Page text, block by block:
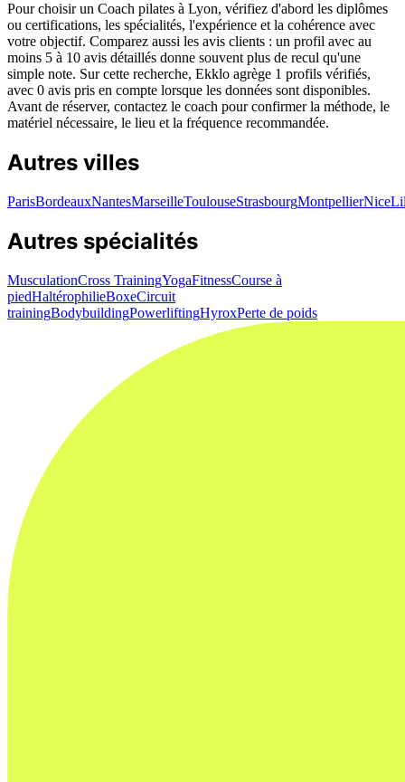
Pour choisir un Coach pilates à Lyon, vérifiez d'abord les diplômes
ou certifications, les spécialités, l'expérience et la cohérence avec
votre objectif. Comparez aussi les avis clients : un profil avec au
moins 5 à 10 avis détaillés donne souvent plus de recul qu'une
simple note. Sur cette recherche, Ekklo agrège 1 profils vérifiés,
avec 0 avis pris en compte lorsque les données sont disponibles.
Avant de réserver, contactez le coach pour confirmer la méthode, le
matériel nécessaire, le lieu et la fréquence recommandée.
Autres villes
ParisBordeauxNantesMarseilleToulouseStrasbourgMontpellierNice
Autres spécialités
MusculationCross TrainingYogaFitnessCourse à
piedHaltérophilieBoxeCircuit
trainingBodybuildingPowerliftingHyroxPerte de poids